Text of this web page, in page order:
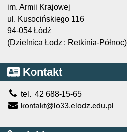
im. Armii Krajowej
ul. Kusocińskiego 116
94-054 Łódź
(Dzielnica Łodzi: Retkinia-Północ)
Kontakt
tel.: 42 688-15-65
kontakt@lo33.elodz.edu.pl